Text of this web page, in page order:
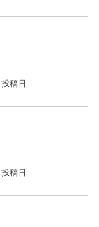
投稿日
投稿日